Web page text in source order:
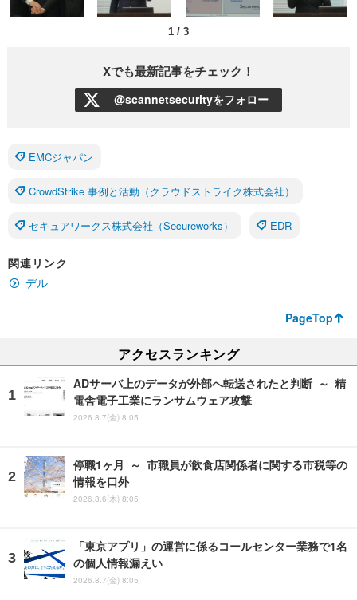
1 / 3
Xでも最新記事をチェック！
@scannetsecurityをフォロー
EMCジャパン
CrowdStrike 事例と活動（クラウドストライク株式会社）
セキュアワークス株式会社（Secureworks） EDR
関連リンク
デル
PageTop
アクセスランキング
ADサーバ上のデータが外部へ転送されたと判断 ～ 精
電舎電子工業にランサムウェア攻撃
2026.8.7(金) 8:05
停職1ヶ月 ～ 市職員が飲食店関係者に関する市税等の
情報を口外
2026.8.6(木) 8:05
「東京アプリ」の運営に係るコールセンター業務で1名
の個人情報漏えい
2026.8.7(金) 8:05